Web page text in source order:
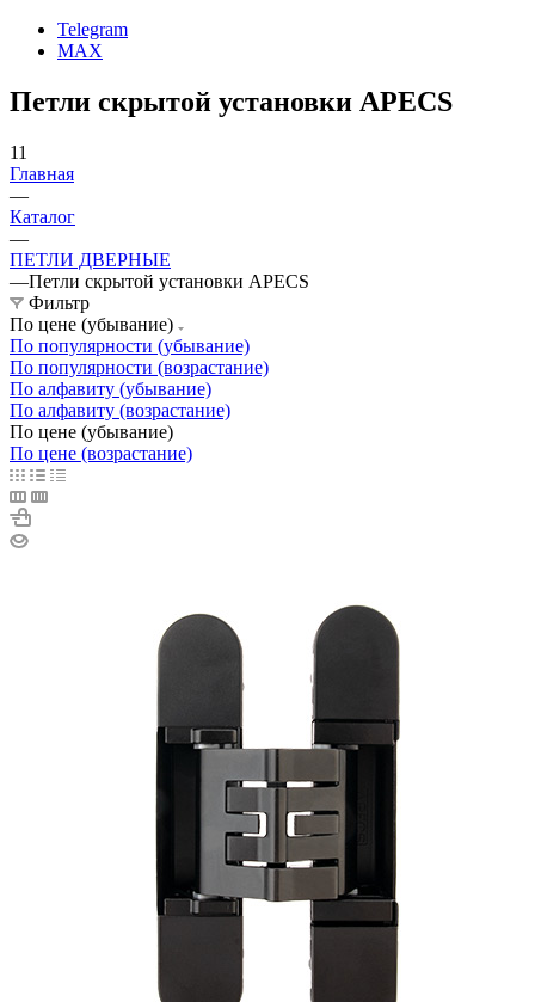
Telegram
MAX
Петли скрытой установки APECS
11
Главная
—
Каталог
—
ПЕТЛИ ДВЕРНЫЕ
—Петли скрытой установки APECS
Фильтр
По цене (убывание)
По популярности (убывание)
По популярности (возрастание)
По алфавиту (убывание)
По алфавиту (возрастание)
По цене (убывание)
По цене (возрастание)